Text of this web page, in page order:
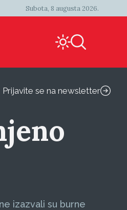
Subota, 8 augusta 2026.
Prijavite se na newsletter
izazvali su burne